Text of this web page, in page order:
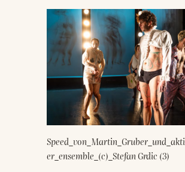
er_ensemble_(c)_Stefan Grdic (3)